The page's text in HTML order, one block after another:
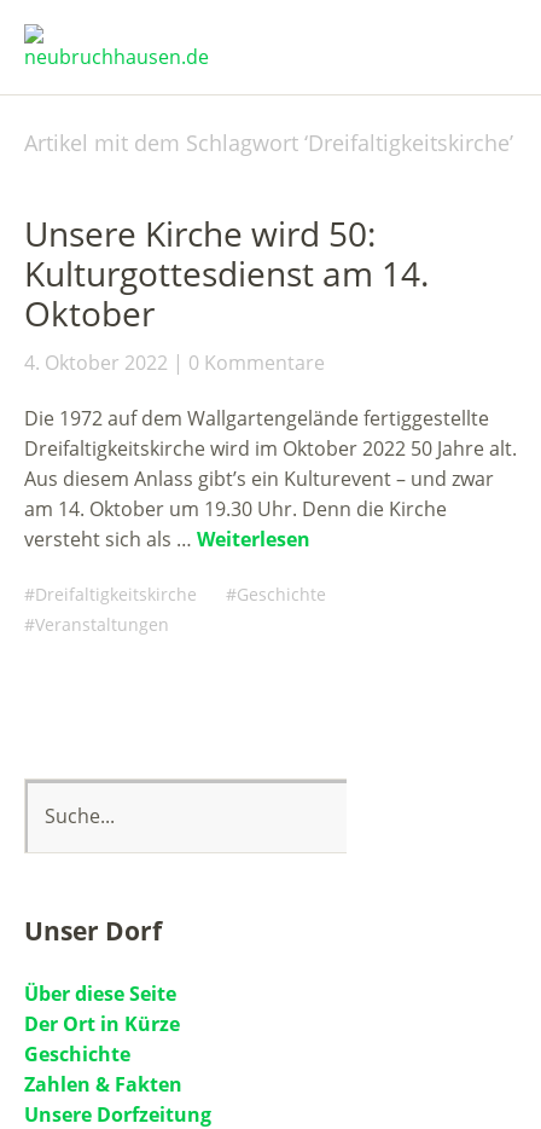
Artikel mit dem Schlagwort ‘Dreifaltigkeitskirche’
Unsere Kirche wird 50:
Kulturgottesdienst am 14.
Oktober
4. Oktober 2022 0 Kommentare
Die 1972 auf dem Wallgartengelände fertiggestellte
Dreifaltigkeitskirche wird im Oktober 2022 50 Jahre alt.
Aus diesem Anlass gibt’s ein Kulturevent – und zwar
am 14. Oktober um 19.30 Uhr. Denn die Kirche
versteht sich als … Weiterlesen
Dreifaltigkeitskirche
Geschichte
Veranstaltungen
Unser Dorf
Über diese Seite
Der Ort in Kürze
Geschichte
Zahlen & Fakten
Unsere Dorfzeitung